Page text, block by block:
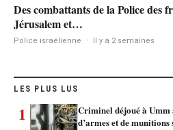
Des combattants de la Police des
Jérusalem et…
Police israélienne · Il y a 2 semaines
LES PLUS LUS
1
Criminel déjoué à
d’armes et de